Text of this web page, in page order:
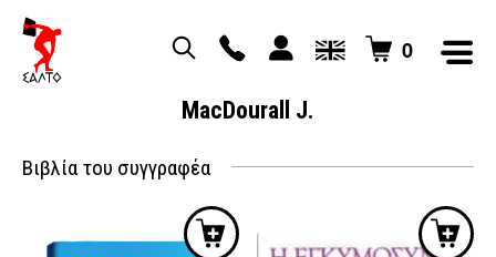
0
MacDourall J.
Βιβλία του συγγραφέα